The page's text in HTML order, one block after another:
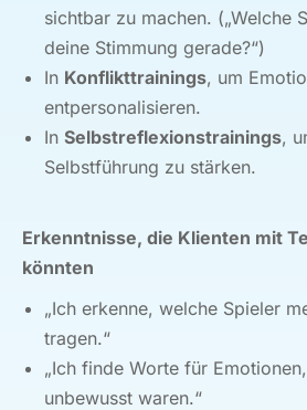
sichtbar zu machen. („Welche
deine Stimmung gerade?“)
In Konflikttrainings, um
entpersonalisieren.
In Selbstreflexionstrainings,
Selbstführung zu stärken.
Erkenntnisse, die Klienten mit
könnten
„Ich erkenne, welche Spieler
tragen.“
„Ich finde Worte für
unbewusst waren.“